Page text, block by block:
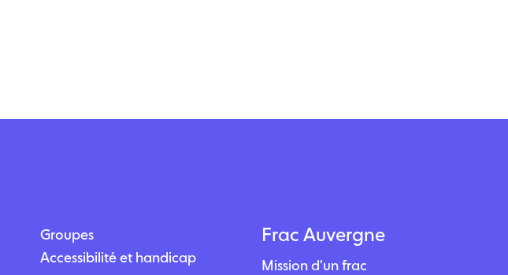
Groupes
Accessibilité et handicap
Frac Auvergne
Mission d'un frac